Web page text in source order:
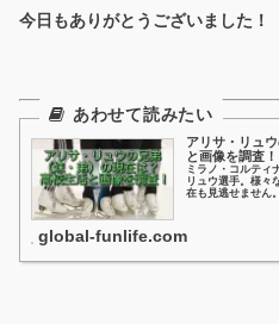
今日もありがとうございました！
アリサ・リュ
と画像を調査！
ミラノ・コルティ
リュウ選手。様々
在も見逃せません
global-funlife.com